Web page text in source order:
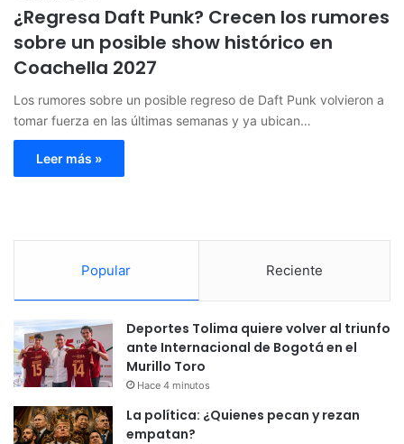
¿Regresa Daft Punk? Crecen los rumores
sobre un posible show histórico en
Coachella 2027
Los rumores sobre un posible regreso de Daft Punk volvieron a
tomar fuerza en las últimas semanas y ya ubican…
Leer más »
Popular Reciente
Deportes Tolima quiere volver al triunfo
ante Internacional de Bogotá en el
Murillo Toro
Hace 4 minutos
La política: ¿Quienes pecan y rezan
empatan?